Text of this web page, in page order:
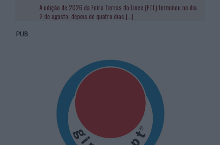
A edição de 2026 da Feira Terras do Lince (FTL) terminou no dia
2 de agosto, depois de quatro dias […]